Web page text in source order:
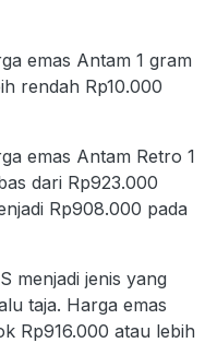
emas Antam 1 gram
rendah Rp10.000
emas Antam Retro 1
dari Rp923.000
Rp908.000 pada
menjadi jenis yang
taja. Harga emas
Rp916.000 atau lebih